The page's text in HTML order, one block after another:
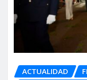
ACTUALIDAD